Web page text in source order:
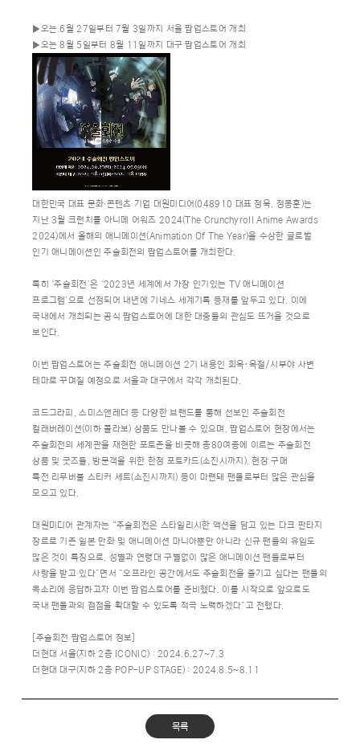
▶오는 6월 27일부터 7월 3일까지 서울 팝업스토어 개최
▶오는 8월 5일부터 8월 11일까지 대구 팝업스토어 개최
대한민국 대표 문화∙콘텐츠 기업 대원미디어(048910 대표 정욱, 정동훈)는
지난 3월 크런치롤 아니메 어워즈 2024(The Crunchyroll Anime Awards
2024)에서 올해의 애니메이션(Animation Of The Year)을 수상한 글로벌
인기 애니메이션인 주술회전의 팝업스토어를 개최한다.
특히 ‘주술회전’은 ‘2023년 세계에서 가장 인기있는 TV 애니메이션
프로그램’으로 선정되어 내년에 기네스 세계기록 등재를 앞두고 있다. 이에
국내에서 개최되는 공식 팝업스토어에 대한 대중들의 관심도 뜨거울 것으로
보인다.
이번 팝업스토어는 주술회전 애니메이션 2기 내용인 회옥·옥절/시부야 사변
테마로 꾸며질 예정으로 서울과 대구에서 각각 개최된다.
코드그라피, 스미스앤레더 등 다양한 브랜드를 통해 선보인 주술회전
컬래버레이션(이하 콜라보) 상품도 만나볼 수 있으며, 팝업스토어 현장에서는
주술회전의 세계관을 재현한 포토존을 비롯해 총80여종에 이르는 주술회전
상품 및 굿즈들, 방문객을 위한 한정 포토카드(소진시까지), 현장 구매
특전 리무버블 스티커 세트(소진시까지) 등이 마련돼 팬들로부터 많은 관심을
모으고 있다.
대원미디어 관계자는 “주술회전은 스타일리시한 액션을 담고 있는 다크 판타지
장르로 기존 일본 만화 및 애니메이션 마니아뿐만 아니라 신규 팬들의 유입도
많은 것이 특징으로, 성별과 연령대 구별없이 많은 애니메이션 팬들로부터
사랑을 받고 있다”면서 ”오프라인 공간에서도 주술회전을 즐기고 싶다는 팬들의
목소리에 응답하고자 이번 팝업스토어를 준비했다. 이를 시작으로 앞으로도
국내 팬들과의 접점을 확대할 수 있도록 적극 노력하겠다”고 전했다.
[주술회전 팝업스토어 정보]
더현대 서울(지하 2층 ICONIC) : 2024.6.27~7.3
더현대 대구(지하 2층 POP-UP STAGE) : 2024.8.5~8.11
목록